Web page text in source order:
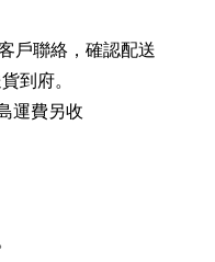
戶聯絡，確認配送
到府。
運費另收